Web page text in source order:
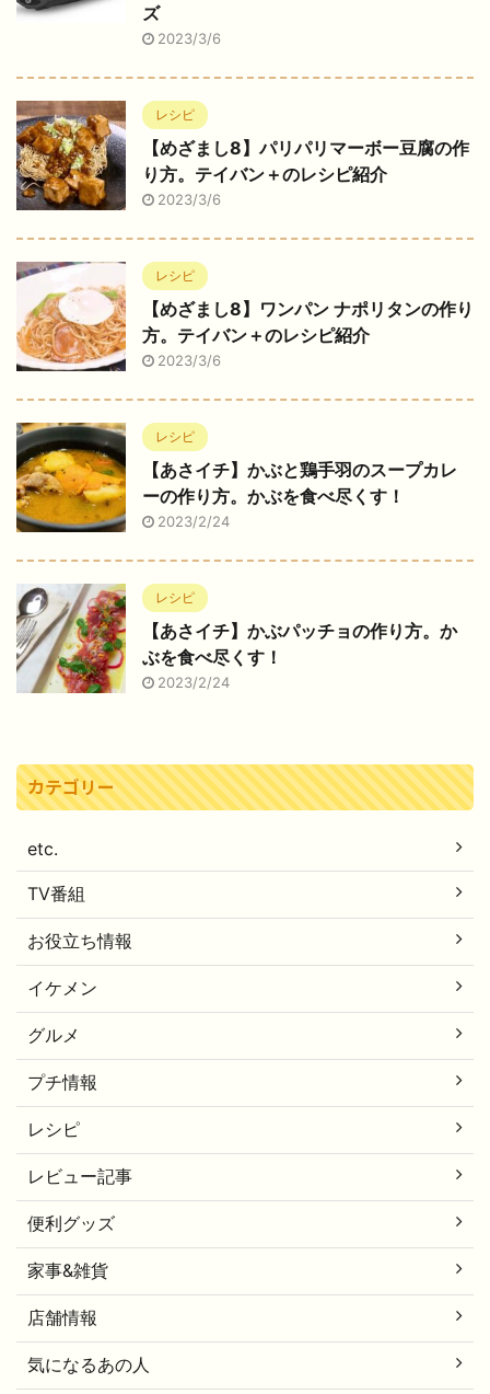
ズ
2023/3/6
レシピ
【めざまし8】パリパリマーボー豆腐の作
り方。テイバン＋のレシピ紹介
2023/3/6
レシピ
【めざまし8】ワンパン ナポリタンの作り
方。テイバン＋のレシピ紹介
2023/3/6
レシピ
【あさイチ】かぶと鶏手羽のスープカレ
ーの作り方。かぶを食べ尽くす！
2023/2/24
レシピ
【あさイチ】かぶパッチョの作り方。か
ぶを食べ尽くす！
2023/2/24
カテゴリー
etc.
TV番組
お役立ち情報
イケメン
グルメ
プチ情報
レシピ
レビュー記事
便利グッズ
家事&雑貨
店舗情報
気になるあの人